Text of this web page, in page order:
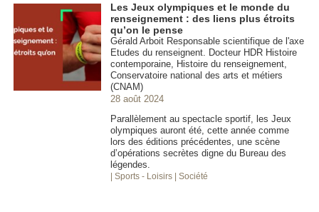
Les Jeux olympiques et le monde du
renseignement : des liens plus étroits
qu’on le pense
Gérald Arboit Responsable scientifique de l'axe
Etudes du renseignent. Docteur HDR Histoire
contemporaine, Histoire du renseignement,
Conservatoire national des arts et métiers
(CNAM)
28 août 2024
Parallèlement au spectacle sportif, les Jeux
olympiques auront été, cette année comme
lors des éditions précédentes, une scène
d’opérations secrètes digne du Bureau des
légendes.
| Sports - Loisirs | Société